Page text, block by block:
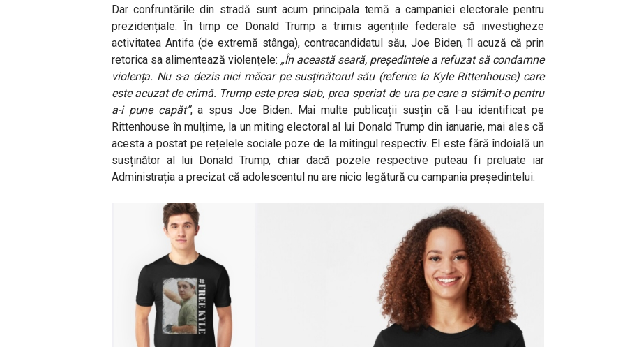
Dar confruntările din stradă sunt acum principala temă a campaniei electorale pentru
prezidențiale. În timp ce Donald Trump a trimis agențiile federale să investigheze
activitatea Antifa (de extremă stânga), contracandidatul său, Joe Biden, îl acuză că prin
retorica sa alimentează violențele: „În această seară, președintele a refuzat să condamne
violența. Nu s-a dezis nici măcar pe susținătorul său (referire la Kyle Rittenhouse) care
este acuzat de crimă. Trump este prea slab, prea speriat de ura pe care a stârnit-o pentru
a-i pune capăt”, a spus Joe Biden. Mai multe publicații susțin că l-au identificat pe
Rittenhouse în mulțime, la un miting electoral al lui Donald Trump din ianuarie, mai ales că
acesta a postat pe rețelele sociale poze de la mitingul respectiv. El este fără îndoială un
susținător al lui Donald Trump, chiar dacă pozele respective puteau fi preluate iar
Administrația a precizat că adolescentul nu are nicio legătură cu campania președintelui.